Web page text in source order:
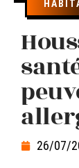
26/07/